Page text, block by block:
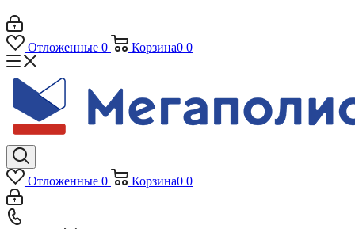
Отложенные 0 Корзина0 0
Отложенные 0 Корзина0 0